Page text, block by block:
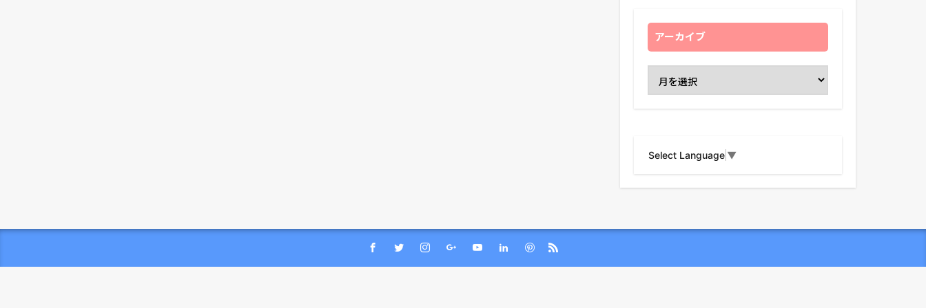
アーカイブ
Select Language ▼